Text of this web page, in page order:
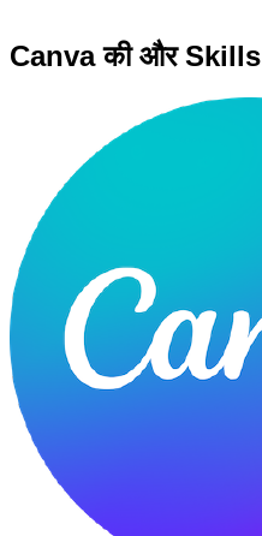
Canva की और Skills